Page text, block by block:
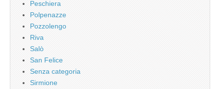
Peschiera
Polpenazze
Pozzolengo
Riva
Salò
San Felice
Senza categoria
Sirmione